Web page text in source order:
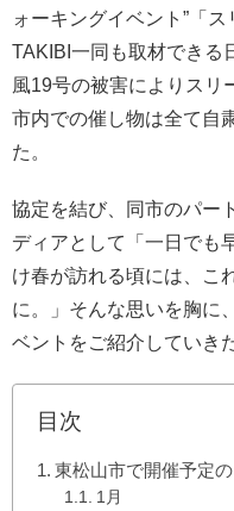
ォーキングイベント”「
TAKIBI一同も取材できる
風19号の被害によりスリ
市内での催し物は全て自
た。
協定を結び、同市のパー
ディアとして「一日でも
け春が訪れる頃には、こ
に。」そんな思いを胸に
ベントをご紹介していき
目次
東松山市で開催予定
1月